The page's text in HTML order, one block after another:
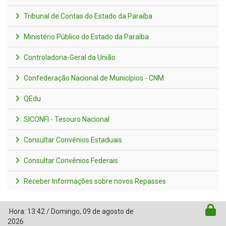
Tribunal de Contas do Estado da Paraíba
Ministério Público do Estado da Paraíba
Controladoria-Geral da União
Confederação Nacional de Municípios - CNM
QEdu
SICONFI - Tesouro Nacional
Consultar Convênios Estaduais
Consultar Convênios Federais
Receber Informações sobre novos Repasses
Hora: 13:42 / Domingo, 09 de agosto de
2026